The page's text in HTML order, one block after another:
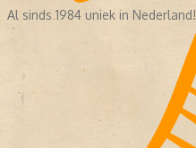
Al sinds 1984 uniek in Nederland!